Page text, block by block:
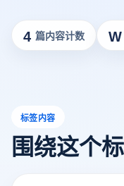
4 篇内容计数 W
标签内容
围绕这个